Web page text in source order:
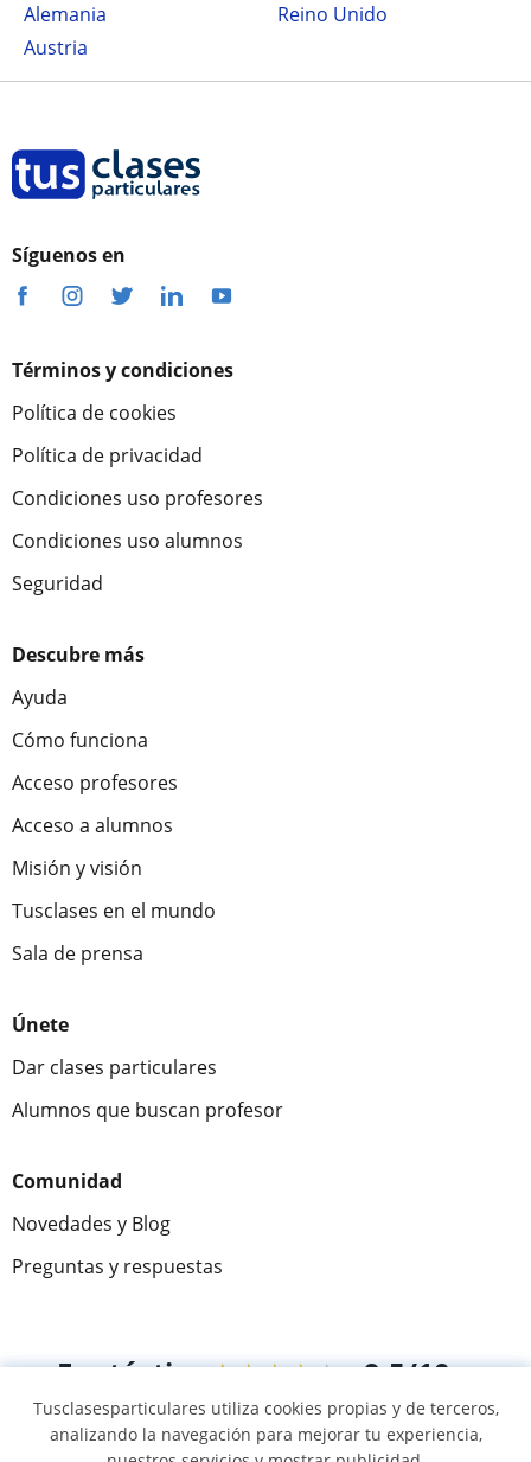
Alemania
Reino Unido
Austria
Síguenos en
Términos y condiciones
Política de cookies
Política de privacidad
Condiciones uso profesores
Condiciones uso alumnos
Seguridad
Descubre más
Ayuda
Cómo funciona
Acceso profesores
Acceso a alumnos
Misión y visión
Tusclases en el mundo
Sala de prensa
Únete
Dar clases particulares
Alumnos que buscan profesor
Comunidad
Novedades y Blog
Preguntas y respuestas
Fantástica★★★★★ 9,5/10
305915 opiniones de alumnos
Tusclasesparticulares utiliza cookies propias y de terceros,
analizando la navegación para mejorar tu experiencia,